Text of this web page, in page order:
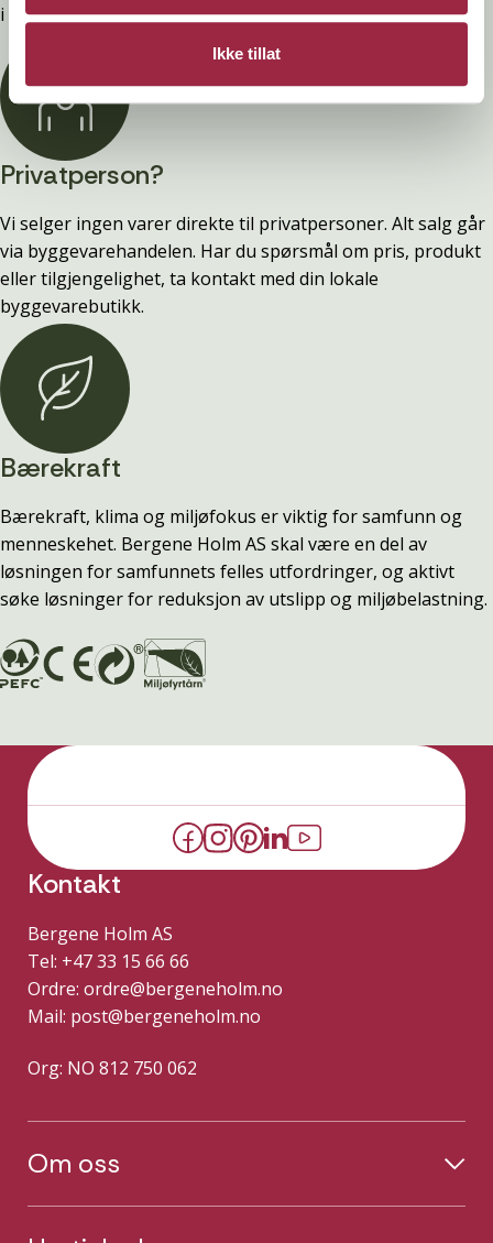
Ikke tillat
i våre FDV-er.
Privatperson?
Vi selger ingen varer direkte til privatpersoner. Alt salg går
via byggevarehandelen. Har du spørsmål om pris, produkt
eller tilgjengelighet, ta kontakt med din lokale
byggevarebutikk.
Bærekraft
Bærekraft, klima og miljøfokus er viktig for samfunn og
menneskehet. Bergene Holm AS skal være en del av
løsningen for samfunnets felles utfordringer, og aktivt
søke løsninger for reduksjon av utslipp og miljøbelastning.
Kontakt
Bergene Holm AS
Tel: +47 33 15 66 66
Ordre: ordre@bergeneholm.no
Mail: post@bergeneholm.no
Org: NO 812 750 062
Om oss